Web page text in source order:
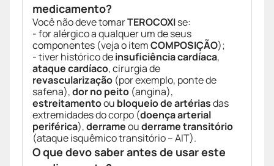
medicamento?
Você não deve tomarTEROCOXIse:
- for alérgico a qualquer um de seus
componentes (veja o itemCOMPOSIÇÃO);
- tiver histórico deinsuficiência cardíaca,
ataque cardíaco, cirurgia de
revascularização (por exemplo, ponte de
safena),dor no peito (angina),
estreitamentoou bloqueio de artériasdas
extremidades do corpo (doença arterial
periférica),derrameouderrame transitório
(ataque isquêmico transitório – AIT).
O que devo saber antes de usar este